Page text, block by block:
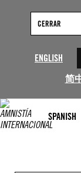
ENGLISH
简
CERRAR
SPANISH
contenido